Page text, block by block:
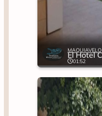
MAQUIAVELO
01:52